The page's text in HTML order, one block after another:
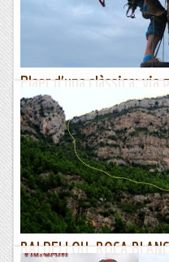
Plaer d'una clàssica: via
inferior
Hem truca en Toni Vilaseca que a
plans doncs per dalt farà fred....
d'anar a la GAM de la Portella
Escalada per a tontos
BALDELLOU. ROCA